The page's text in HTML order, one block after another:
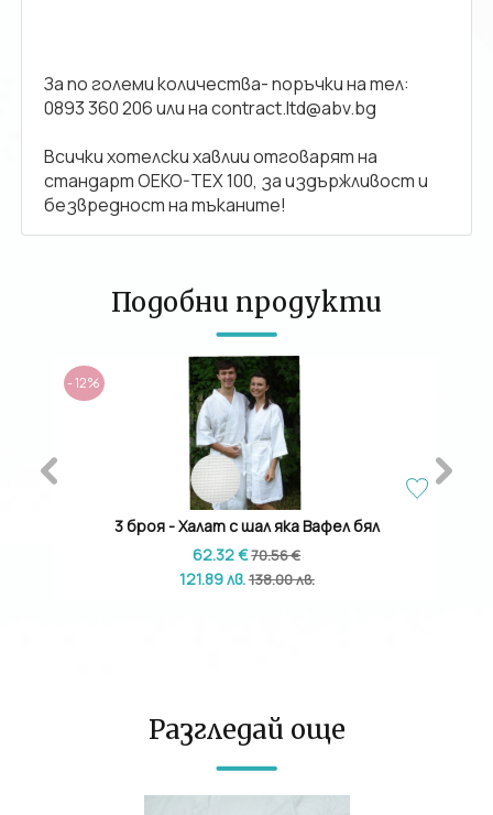
За по големи количества- поръчки на тел:
0893 360 206 или на contract.ltd@abv.bg
Всички хотелски хавлии отговарят на
стандарт OEKO-TEX 100, за издържливост и
безвредност на тъканите!
Подобни продукти
- 12%
3 броя - Халат с шал яка Вафел бял
62.32 €70.56 €
121.89 лв.138.00 лв.
Разгледай още